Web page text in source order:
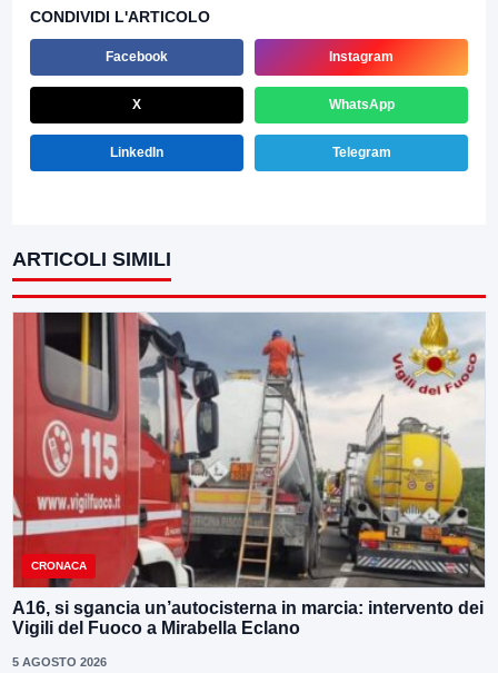
CONDIVIDI L'ARTICOLO
Facebook Instagram
X WhatsApp
LinkedIn Telegram
ARTICOLI SIMILI
CRONACA
A16, si sgancia un’autocisterna in marcia: intervento dei
Vigili del Fuoco a Mirabella Eclano
5 AGOSTO 2026